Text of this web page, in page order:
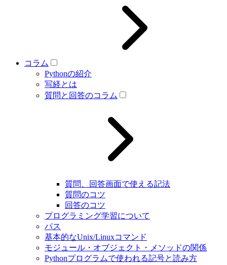
コラム
Pythonの紹介
写経とは
質問と回答のコラム
質問、回答画面で使える記法
質問のコツ
回答のコツ
プログラミング学習について
パス
基本的なUnix/Linuxコマンド
モジュール・オブジェクト・メソッドの関係
Pythonプログラムで使われる記号と読み方